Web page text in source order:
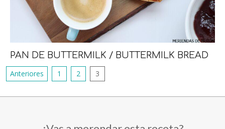
PAN DE BUTTERMILK / BUTTERMILK BREAD
Anteriores 1 2 3